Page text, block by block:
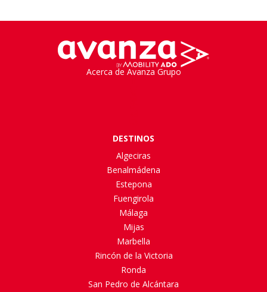
Acerca de Avanza Grupo
DESTINOS
Algeciras
Benalmádena
Estepona
Fuengirola
Málaga
Mijas
Marbella
Rincón de la Victoria
Ronda
San Pedro de Alcántara